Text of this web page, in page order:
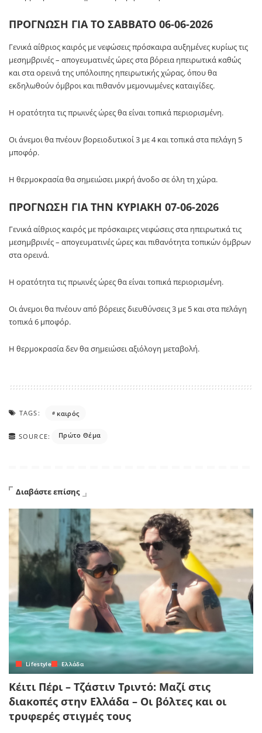
ΠΡΟΓΝΩΣΗ ΓΙΑ ΤΟ ΣΑΒΒΑΤΟ 06-06-2026
Γενικά αίθριος καιρός με νεφώσεις πρόσκαιρα αυξημένες κυρίως τις
μεσημβρινές – απογευματινές ώρες στα βόρεια ηπειρωτικά καθώς
και στα ορεινά της υπόλοιπης ηπειρωτικής χώρας, όπου θα
εκδηλωθούν όμβροι και πιθανόν μεμονωμένες καταιγίδες.
Η ορατότητα τις πρωινές ώρες θα είναι τοπικά περιορισμένη.
Οι άνεμοι θα πνέουν βορειοδυτικοί 3 με 4 και τοπικά στα πελάγη 5
μποφόρ.
Η θερμοκρασία θα σημειώσει μικρή άνοδο σε όλη τη χώρα.
ΠΡΟΓΝΩΣΗ ΓΙΑ ΤΗΝ ΚΥΡΙΑΚΗ 07-06-2026
Γενικά αίθριος καιρός με πρόσκαιρες νεφώσεις στα ηπειρωτικά τις
μεσημβρινές – απογευματινές ώρες και πιθανότητα τοπικών όμβρων
στα ορεινά.
Η ορατότητα τις πρωινές ώρες θα είναι τοπικά περιορισμένη.
Οι άνεμοι θα πνέουν από βόρειες διευθύνσεις 3 με 5 και στα πελάγη
τοπικά 6 μποφόρ.
Η θερμοκρασία δεν θα σημειώσει αξιόλογη μεταβολή.
TAGS: καιρός
SOURCE: Πρώτο Θέμα
Διαβάστε επίσης
Lifestyle Ελλάδα
Κέιτι Πέρι – Τζάστιν Τριντό: Μαζί στις
διακοπές στην Ελλάδα – Οι βόλτες και οι
τρυφερές στιγμές τους